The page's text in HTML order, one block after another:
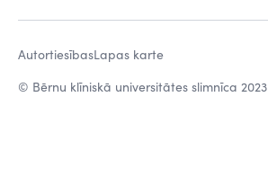
© Bērnu klīniskā universitātes slimnīca 2023
AutortiesībasLapas karte